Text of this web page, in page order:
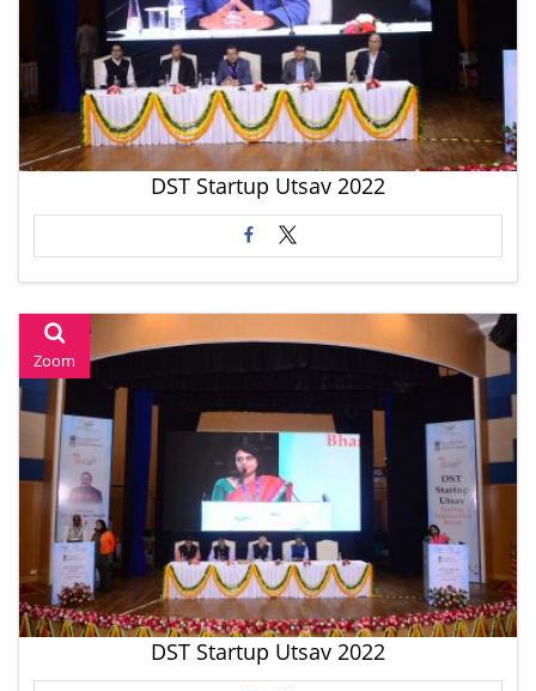
DST Startup Utsav 2022
Zoom
DST Startup Utsav 2022